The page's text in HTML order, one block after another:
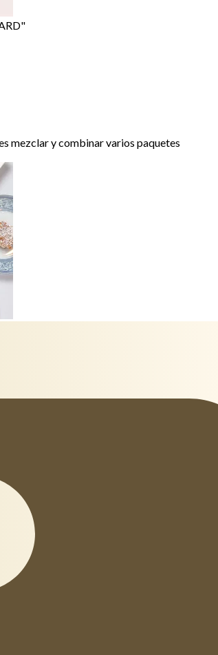
mezclar y combinar varios paquetes